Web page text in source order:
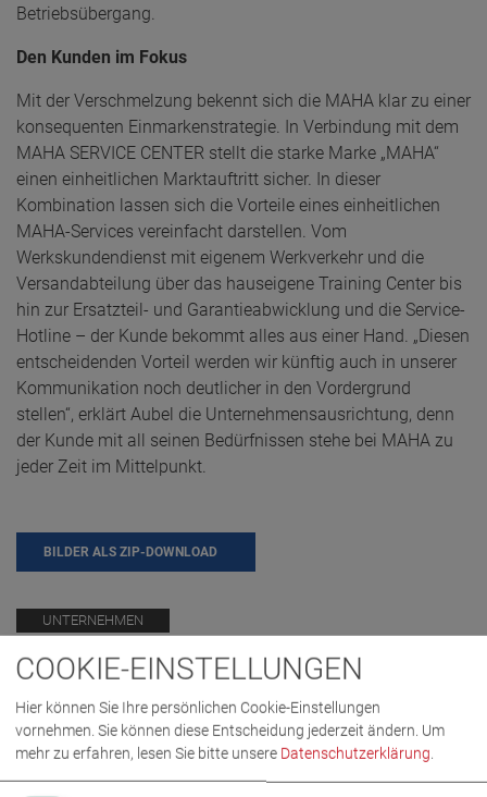
BILDER ALS ZIP-DOWNLOAD
UNTERNEHMEN
Betriebsübergang.
Den Kunden im Fokus
Mit der Verschmelzung bekennt sich die MAHA klar zu einer
konsequenten Einmarkenstrategie. In Verbindung mit dem
MAHA SERVICE CENTER stellt die starke Marke „MAHA“
einen einheitlichen Marktauftritt sicher. In dieser
Kombination lassen sich die Vorteile eines einheitlichen
MAHA-Services vereinfacht darstellen. Vom
Werkskundendienst mit eigenem Werkverkehr und die
Versandabteilung über das hauseigene Training Center bis
hin zur Ersatzteil- und Garantieabwicklung und die Service-
Hotline – der Kunde bekommt alles aus einer Hand. „Diesen
entscheidenden Vorteil werden wir künftig auch in unserer
Kommunikation noch deutlicher in den Vordergrund
stellen“, erklärt Aubel die Unternehmensausrichtung, denn
der Kunde mit all seinen Bedürfnissen stehe bei MAHA zu
jeder Zeit im Mittelpunkt.
COOKIE-EINSTELLUNGEN
Hier können Sie Ihre persönlichen Cookie-Einstellungen
vornehmen. Sie können diese Entscheidung jederzeit ändern. Um
mehr zu erfahren, lesen Sie bitte unsere Datenschutzerklärung.